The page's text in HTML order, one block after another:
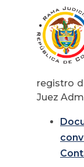
registro
Juez